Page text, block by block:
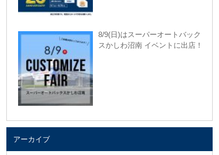
8/9(日)はスーパーオートバック
スかしわ沼南 イベントに出店！
アーカイブ